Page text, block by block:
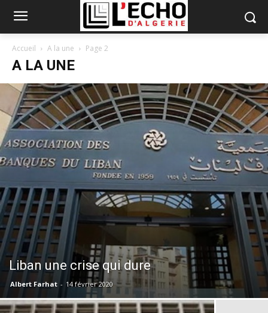
Accueil A la une Page 2
A LA UNE
Liban une crise qui dure
Albert Farhat - 14 février 2020